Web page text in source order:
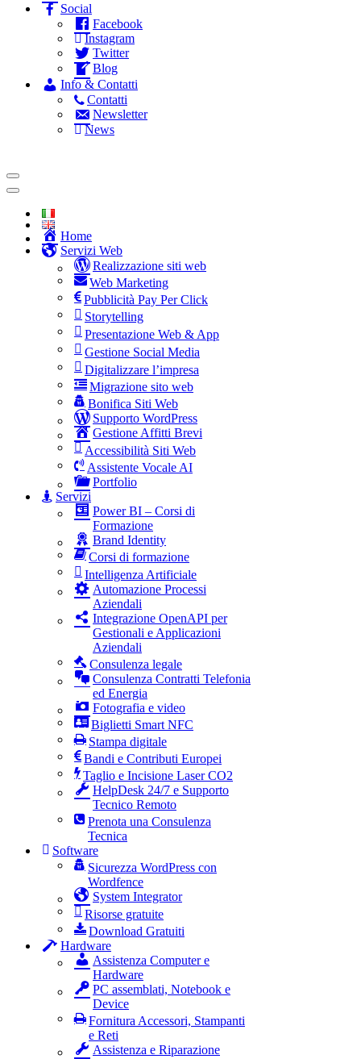
Social
Facebook
Instagram
Twitter
Blog
Info & Contatti
Contatti
Newsletter
News
Home
Servizi Web
Realizzazione siti web
Web Marketing
Pubblicità Pay Per Click
Storytelling
Presentazione Web & App
Gestione Social Media
Digitalizzare l’impresa
Migrazione sito web
Bonifica Siti Web
Supporto WordPress
Gestione Affitti Brevi
Accessibilità Siti Web
Assistente Vocale AI
Portfolio
Servizi
Power BI – Corsi di
Formazione
Brand Identity
Corsi di formazione
Intelligenza Artificiale
Automazione Processi
Aziendali
Integrazione OpenAPI per
Gestionali e Applicazioni
Aziendali
Consulenza legale
Consulenza Contratti Telefonia
ed Energia
Fotografia e video
Biglietti Smart NFC
Stampa digitale
Bandi e Contributi Europei
Taglio e Incisione Laser CO2
HelpDesk 24/7 e Supporto
Tecnico Remoto
Prenota una Consulenza
Tecnica
Software
Sicurezza WordPress con
Wordfence
System Integrator
Risorse gratuite
Download Gratuiti
Hardware
Assistenza Computer e
Hardware
PC assemblati, Notebook e
Device
Fornitura Accessori, Stampanti
e Reti
Assistenza e Riparazione